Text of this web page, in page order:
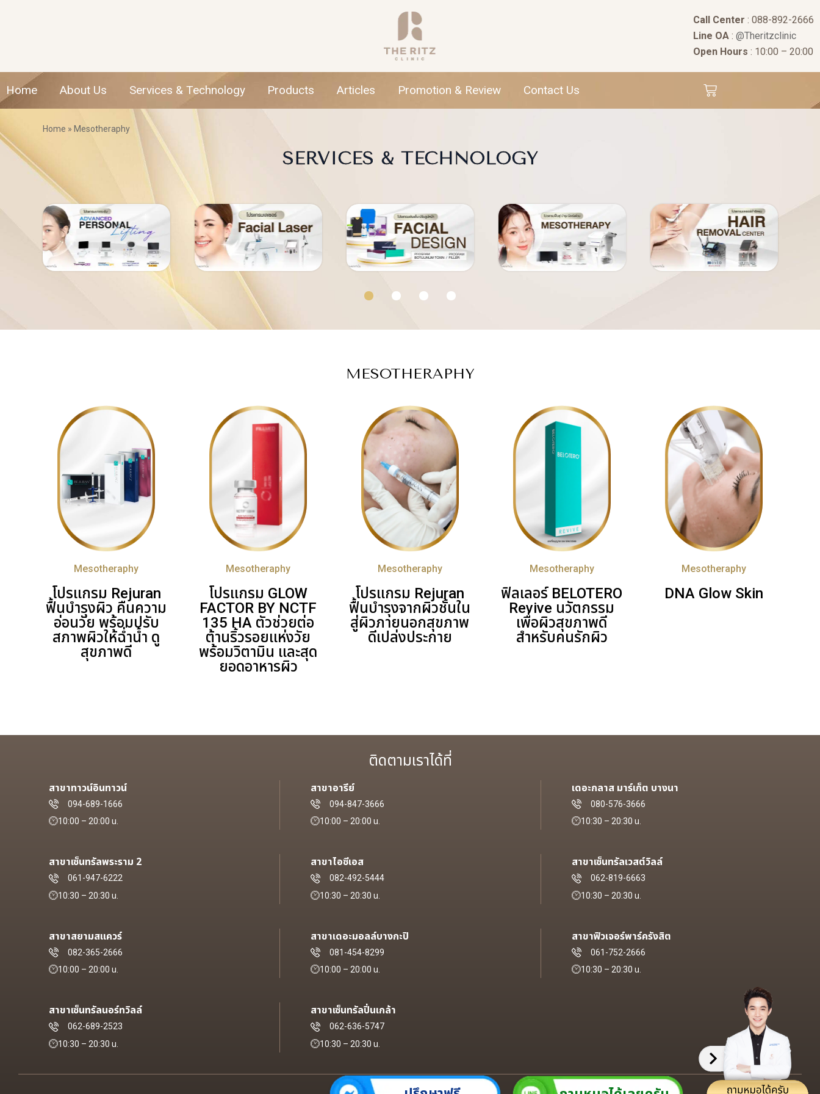
Call Center : 088-892-2666
Line OA: @Theritzclinic
Open Hours : 10:00 – 20:00
Home About Us Services & Technology Products Articles Promotion & Review Contact Us
Home » Mesotheraphy
SERVICES & TECHNOLOGY
MESOTHERAPHY
Mesotheraphy
โปรแกรม Rejuran
ฟื้นบำรุงผิว คืนความ
อ่อนวัย พร้อมปรับ
สภาพผิวให้ฉ่ำน้ำ ดู
สุขภาพดี
Mesotheraphy
โปรแกรม GLOW
FACTOR BY NCTF
135 HA ตัวช่วยต่อ
ต้านริ้วรอยแห่งวัย
พร้อมวิตามิน และสุด
ยอดอาหารผิว
Mesotheraphy
โปรแกรม Rejuran
ฟื้นบำรุงจากผิวชั้นใน
สู่ผิวภายนอกสุขภาพ
ดีเปล่งประกาย
Mesotheraphy
ฟิลเลอร์ BELOTERO
Revive นวัตกรรม
เพื่อผิวสุขภาพดี
สำหรับคนรักผิว
Mesotheraphy
DNA Glow Skin
ติดตามเราได้ที่
สาขาทาวน์อินทาวน์
094-689-1666
10:00 – 20:00 น.
สาขาอารีย์
094-847-3666
10:00 – 20:00 น.
เดอะกลาส มาร์เก็ต บางนา
080-576-3666
10:30 – 20:30 น.
สาขาเซ็นทรัลพระราม 2
061-947-6222
10:30 – 20:30 น.
สาขาไอซีเอส
082-492-5444
10:30 – 20:30 น.
สาขาเซ็นทรัลเวสต์วิลล์
062-819-6663
10:30 – 20:30 น.
สาขาสยามสแควร์
082-365-2666
10:00 – 20:00 น.
สาขาเดอะมอลล์บางกะปิ
081-454-8299
10:00 – 20:00 น.
สาขาฟิวเจอร์พาร์ครังสิต
061-752-2666
10:30 – 20:30 น.
สาขาเซ็นทรัลนอร์ทวิลล์
062-689-2523
10:30 – 20:30 น.
สาขาเซ็นทรัลปิ่นเกล้า
062-636-5747
10:30 – 20:30 น.